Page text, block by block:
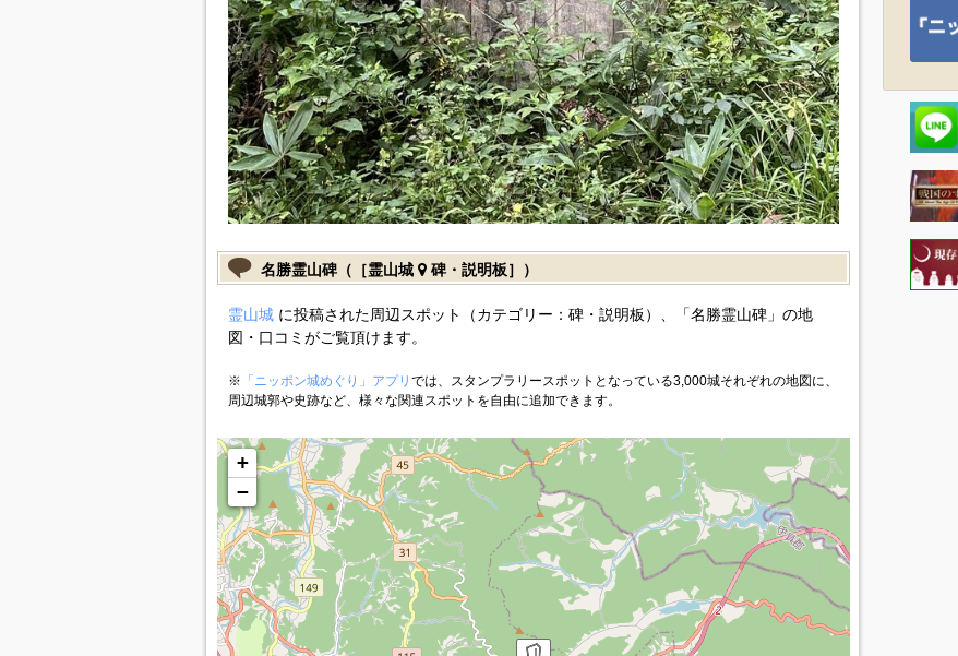
名勝霊山碑（［霊山城 碑・説明板］）
霊山城に投稿された周辺スポット（カテゴリー：碑・説明板）、「名勝霊山碑」の地
図・口コミがご覧頂けます。
※ 「ニッポン城めぐり」アプリ では、スタンプラリースポットとなっている3,000城それぞれの地図に、
周辺城郭や史跡など、様々な関連スポットを自由に追加できます。
+
−